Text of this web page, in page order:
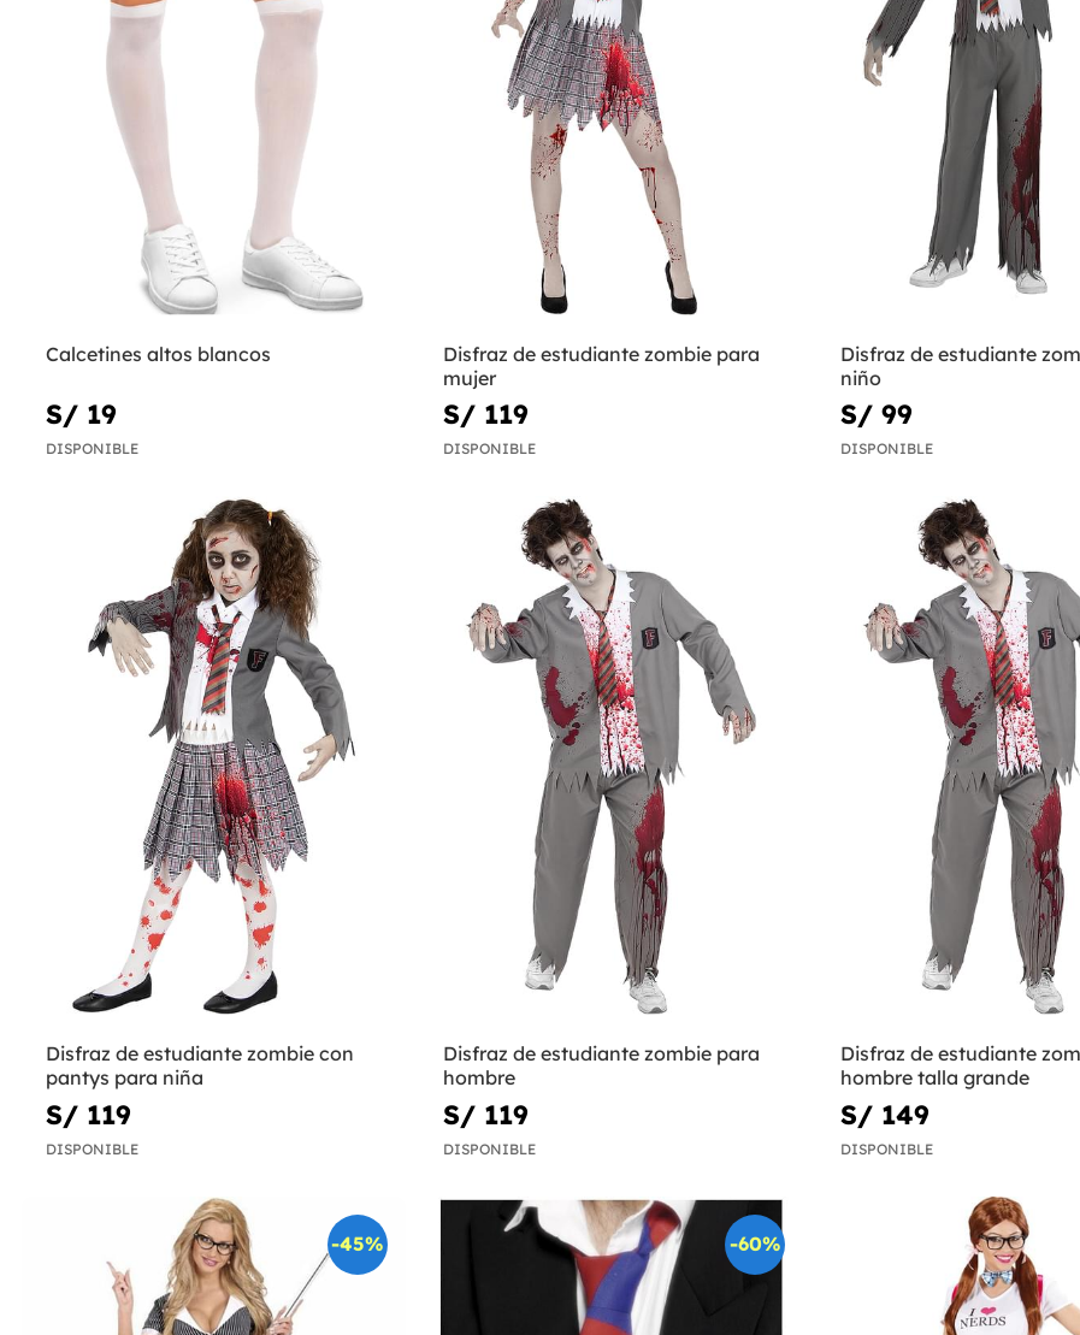
Calcetines altos blancos
S/ 19
DISPONIBLE
Disfraz de estudiante zombie para
mujer
S/ 119
DISPONIBLE
Disfraz de estudiante
niño
S/ 99
DISPONIBLE
Disfraz de estudiante zombie con
pantys para niña
S/ 119
DISPONIBLE
Disfraz de estudiante zombie para
hombre
S/ 119
DISPONIBLE
Disfraz de estudiante
hombre talla grande
S/ 149
DISPONIBLE
-45% -60%